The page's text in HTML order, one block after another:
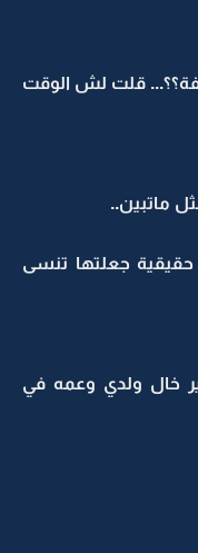
قلت لش الوقت
ماتبين..
جعلتها تنسى
خال ولدي وعمه في